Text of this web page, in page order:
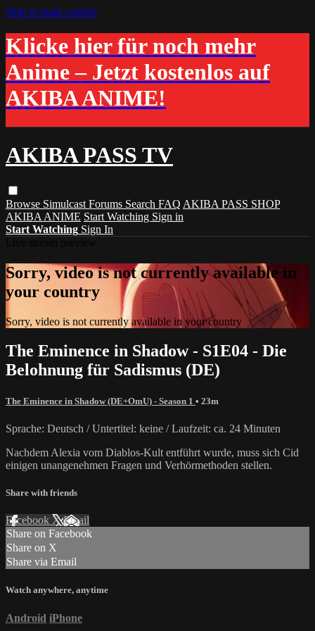
Skip to main content
Klicke hier für noch mehr
Anime – Jetzt kostenlos auf
AKIBA ANIME!
AKIBA PASS TV
Browse Simulcast Forums Search FAQ AKIBA PASS SHOP
AKIBA ANIME Start Watching Sign in
Start Watching Sign In
Sorry, video is not currently available in
your country
Sorry, video is not currently available in your country
The Eminence in Shadow - S1E04 - Die
Belohnung für Sadismus (DE)
The Eminence in Shadow (DE+OmU) - Season 1 • 23m
Sprache: Deutsch / Untertitel: keine / Laufzeit: ca. 24 Minuten
Nachdem Alexia vom Diablos-Kult entführt wurde, muss sich Cid
einigen unangenehmen Fragen und Verhörmethoden stellen.
Share with friends
Facebook XEmail
Share on Facebook
Share on X
Share via Email
Watch anywhere, anytime
Android iPhone